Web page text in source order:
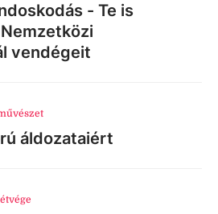
- Te is
vendégeit
áldozataiért